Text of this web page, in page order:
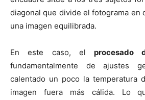
diagonal que divide el fotograma en
una imagen equilibrada.
En este caso, el procesado
fundamentalmente de ajustes
calentado un poco la temperatura
imagen fuera más cálida. Lo